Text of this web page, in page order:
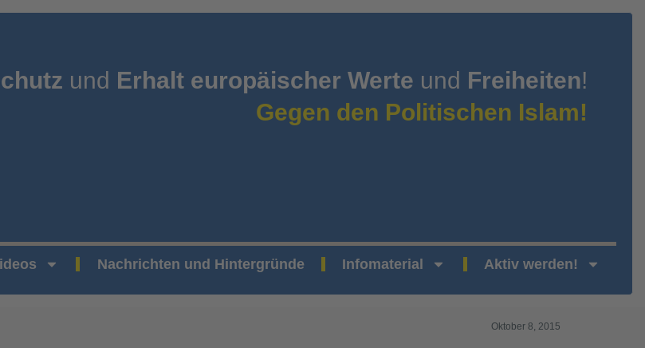
und Erhalt europäischer Werte und Freiheiten!
Gegen den Politischen Islam!
Nachrichten und Hintergründe Infomaterial Aktiv werden!
Oktober 8, 2015